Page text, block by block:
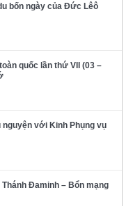
bốn ngày của Đức Lêô
quốc lần thứ VII (03 –
nguyện với Kinh Phụng vụ
Đaminh – Bổn mạng